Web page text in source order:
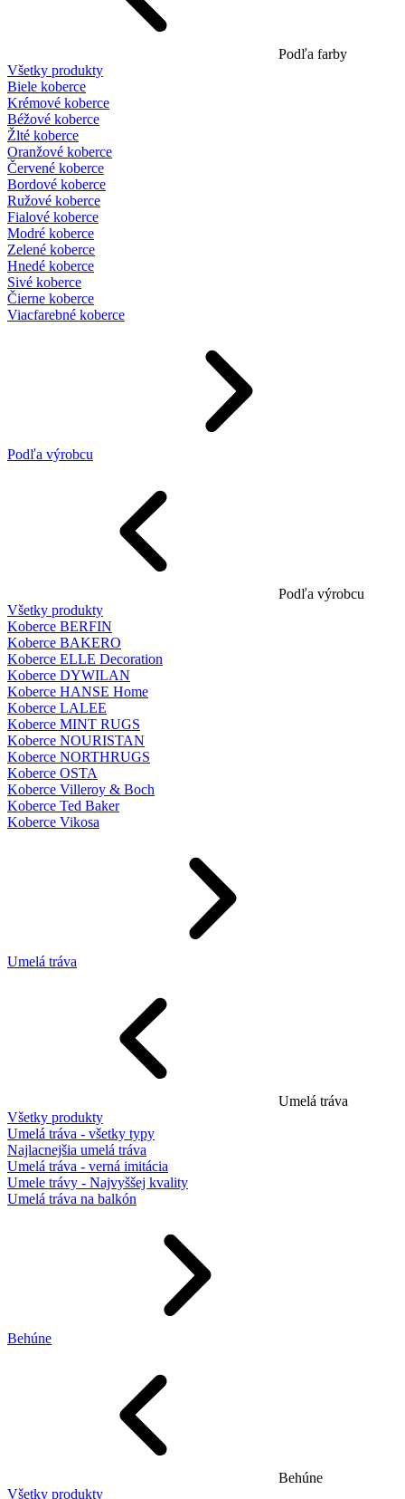
Podľa farby
Všetky produkty
Biele koberce
Krémové koberce
Béžové koberce
Žlté koberce
Oranžové koberce
Červené koberce
Bordové koberce
Ružové koberce
Fialové koberce
Modré koberce
Zelené koberce
Hnedé koberce
Sivé koberce
Čierne koberce
Viacfarebné koberce
Podľa výrobcu
Podľa výrobcu
Všetky produkty
Koberce BERFIN
Koberce BAKERO
Koberce ELLE Decoration
Koberce DYWILAN
Koberce HANSE Home
Koberce LALEE
Koberce MINT RUGS
Koberce NOURISTAN
Koberce NORTHRUGS
Koberce OSTA
Koberce Villeroy & Boch
Koberce Ted Baker
Koberce Vikosa
Umelá tráva
Umelá tráva
Všetky produkty
Umelá tráva - všetky typy
Najlacnejšia umelá tráva
Umelá tráva - verná imitácia
Umele trávy - Najvyššej kvality
Umelá tráva na balkón
Behúne
Behúne
Všetky produkty